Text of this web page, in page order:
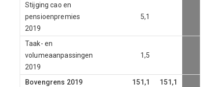
Stijging cao en
pensioenpremies
2019
5,1
Taak- en
volumeaanpassingen
2019
1,5
Bovengrens 2019 151,1
151,1